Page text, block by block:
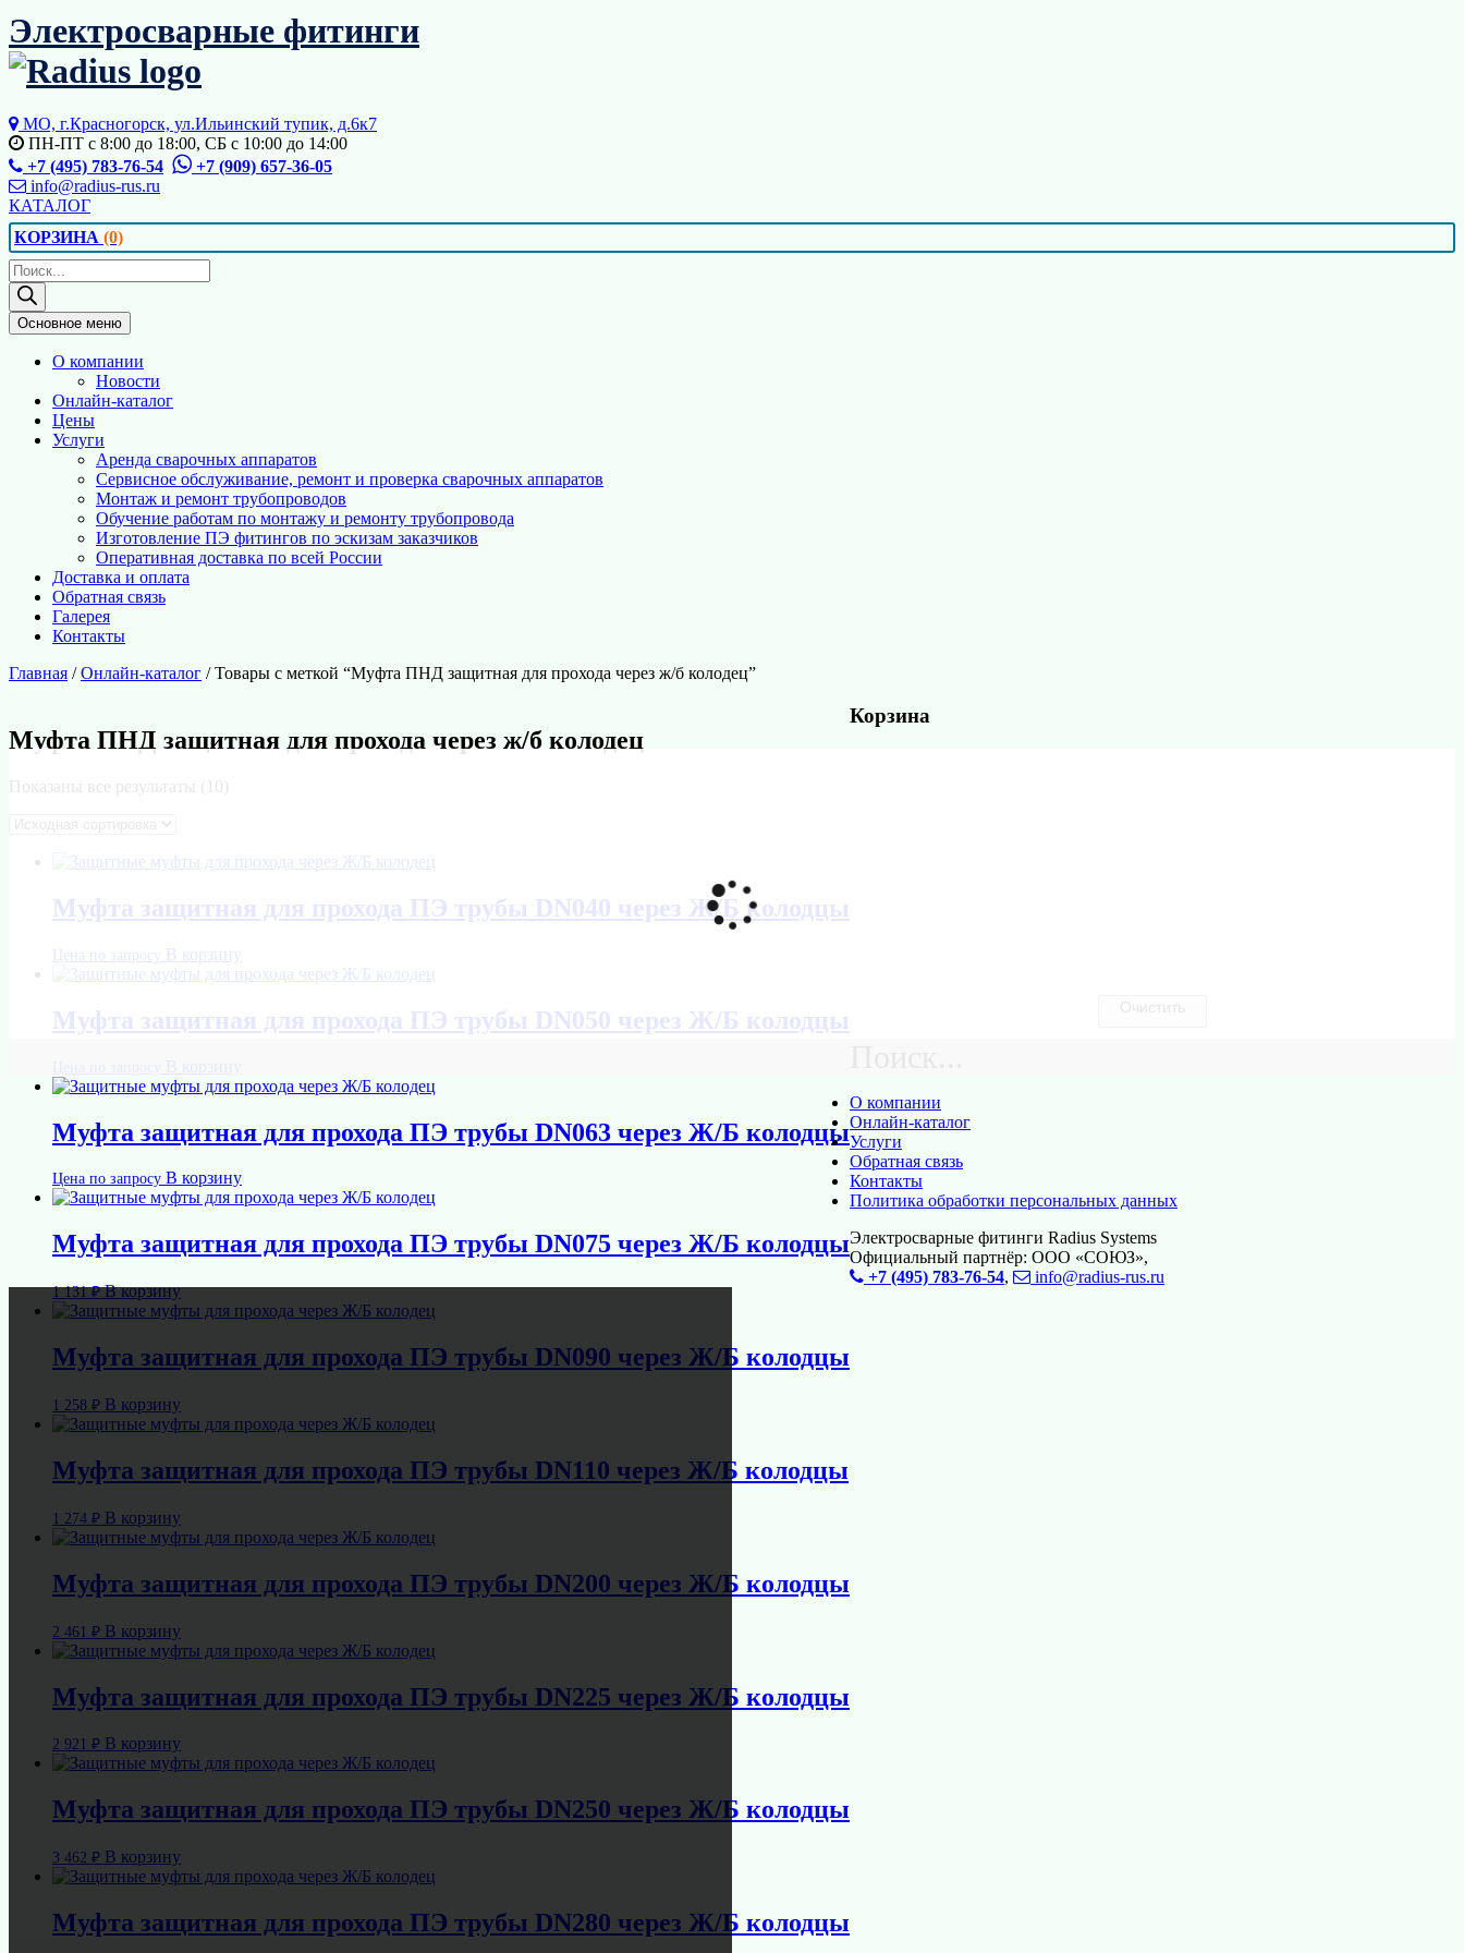
Перейти
к
содержимому
Электросварные фитинги
МО, г.Красногорск, ул.Ильинский тупик, д.6к7
ПН-ПТ с 8:00 до 18:00, СБ с 10:00 до 14:00
+7 (495) 783-76-54
+7 (909) 657-36-05
info@radius-rus.ru
КАТАЛОГ
КОРЗИНА (0)
Поиск
товаров
Основное меню
О компании
Новости
Онлайн-каталог
Цены
Услуги
Аренда сварочных аппаратов
Сервисное обслуживание, ремонт и проверка сварочных аппаратов
Монтаж и ремонт трубопроводов
Обучение работам по монтажу и ремонту трубопровода
Изготовление ПЭ фитингов по эскизам заказчиков
Оперативная доставка по всей России
Доставка и оплата
Обратная связь
Галерея
Контакты
Главная /Онлайн-каталог / Товары с меткой “Муфта ПНД защитная для прохода через ж/б колодец”
Муфта ПНД защитная для прохода через ж/б колодец
Показаны все результаты (10)
Муфта защитная для прохода ПЭ трубы DN040 через Ж/Б колодцы
Цена по запросу В корзину
Муфта защитная для прохода ПЭ трубы DN050 через Ж/Б колодцы
Муфта защитная для прохода ПЭ трубы DN063 через Ж/Б колодцы
Цена по запросу В корзину
Муфта защитная для прохода ПЭ трубы DN075 через Ж/Б колодцы
1 131₽ В корзину
Муфта защитная для прохода ПЭ трубы DN090 через Ж/Б колодцы
1 258 ₽ В корзину
Муфта защитная для прохода ПЭ трубы DN110 через Ж/Б колодцы
1 274 ₽ В корзину
Муфта защитная для прохода ПЭ трубы DN200 через Ж/Б колодцы
2 461 ₽ В корзину
Муфта защитная для прохода ПЭ трубы DN225 через Ж/Б колодцы
2 921 ₽ В корзину
Муфта защитная для прохода ПЭ трубы DN250 через Ж/Б колодцы
3 462 ₽ В корзину
Муфта защитная для прохода ПЭ трубы DN280 через Ж/Б колодцы
Корзина
О компании
Онлайн-каталог
Услуги
Обратная связь
Контакты
Политика обработки персональных данных
Электросварные фитинги Radius Systems
Официальный партнёр: ООО «СОЮЗ»,
+7 (495) 783-76-54, info@radius-rus.ru